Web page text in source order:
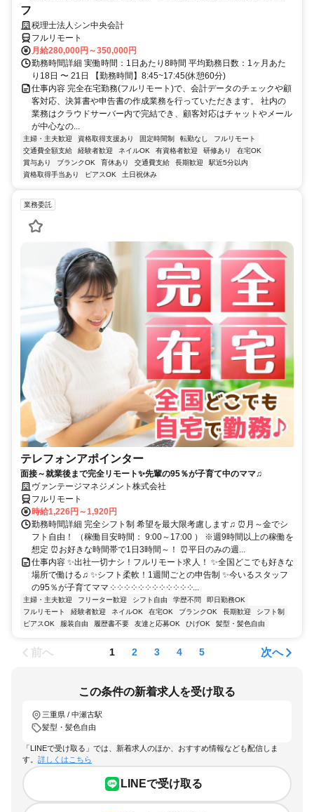
フ
税理士法人シン中央会計
フルリモート
月給280,000円～350,000円
勤務時間詳細 実働時間：1日あたり8時間 平均勤務日数：1ヶ月あた
り18日 〜 21日 【勤務時間】8:45~17:45(休憩60分)
仕事内容 完全在宅勤務(フルリモート)で、会計データのチェックや顧
客対応、決算書や申告書の作成業務を行っていただきます。 社内の
業務はクラウドサーバー内で完結でき、顧客対応はチャットやメール
が中心なの...
主婦・主夫歓迎 資格取得支援あり 固定時間制 転勤なし
フルリモート
交通費全額支給
経験者歓迎 ネイルOK 有資格者歓迎 研修あり
在宅OK
賞与あり
ブランクOK 育休あり 交通費支給 長期歓迎
駅近5分以内
資格取得手当あり
ピアスOK 土日祝休み
業務委託
テレフォンアポインター
面接～就業後まで完全リモート✨先輩の95％が子育て中のママ♫
ヴァンテージマネジメント株式会社
フルリモート
時給1,226円～1,920円
勤務時間詳細 完全シフト制 希望を最大限考慮します♫ ⏰月～金でシ
フト自由！ （稼働目安時間： 9:00～17:00 ） ※週9時間以上の稼働を
想定 ⏰お好きな時間帯で1日3時間～！ ⏰平日のみの週...
仕事内容 ✨出社一切ナシ！フルリモート求人！ ✨全国どこでも好きな
場所で働ける♫ ✨シフト柔軟！1週間ごとの申告制 ✨今いるスタッフ
の95％が子育てママ ༶ ༶ ༶ ༶ ༶ ༶ ༶ ༶ ༶ ༶ ༶ ༶...
主婦・主夫歓迎 フリーター歓迎 シフト自由 学歴不問
即日勤務OK
フルリモート
経験者歓迎 ネイルOK 在宅OK ブランクOK 長期歓迎
シフト制
ピアスOK
服装自由 履歴書不要 友達と応募OK ひげOK 髪型・髪色自由
前へ 1 2 3 4 5 次へ
この条件の新着求人を受け取る
三重県 / 中瀬古駅
髪型・髪色自由
「LINEで受け取る」では、新着求人のほか、おすすめ情報なども配信しま
す。 詳しくはこちら
LINEで受け取る